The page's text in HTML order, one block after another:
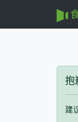
抱
建